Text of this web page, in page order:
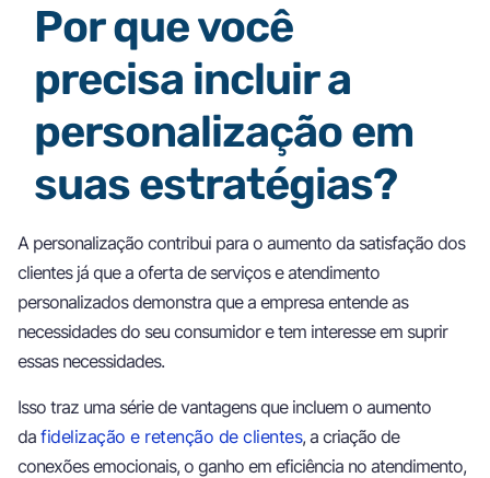
Por que você
precisa incluir a
personalização em
suas estratégias?
A personalização contribui para o aumento da satisfação dos
clientes já que a oferta de serviços e atendimento
personalizados demonstra que a empresa entende as
necessidades do seu consumidor e tem interesse em suprir
essas necessidades.
Isso traz uma série de vantagens que incluem o aumento
da fidelização e retenção de clientes, a criação de
conexões emocionais, o ganho em eficiência no atendimento,